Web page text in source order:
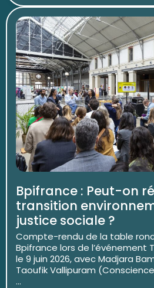
Bpifrance : Peut-on
transition
justice sociale ?
Compte-rendu de la table
Bpifrance lors de l’événement
le 9 juin 2026, avec Madjara
Taoufik Vallipuram
...